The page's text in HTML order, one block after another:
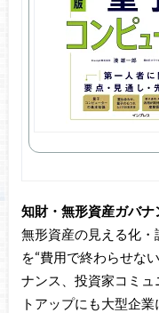
知財・無形資産ガバナ
無形資産の見える化
を“費用で終わらせな
ナンス、投資家コミ
トアップにも大型企業